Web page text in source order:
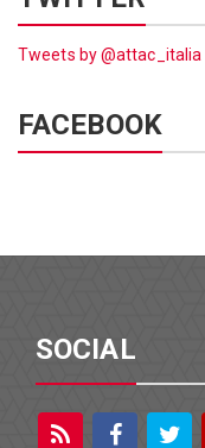
Tweets by @attac_italia
FACEBOOK
SOCIAL